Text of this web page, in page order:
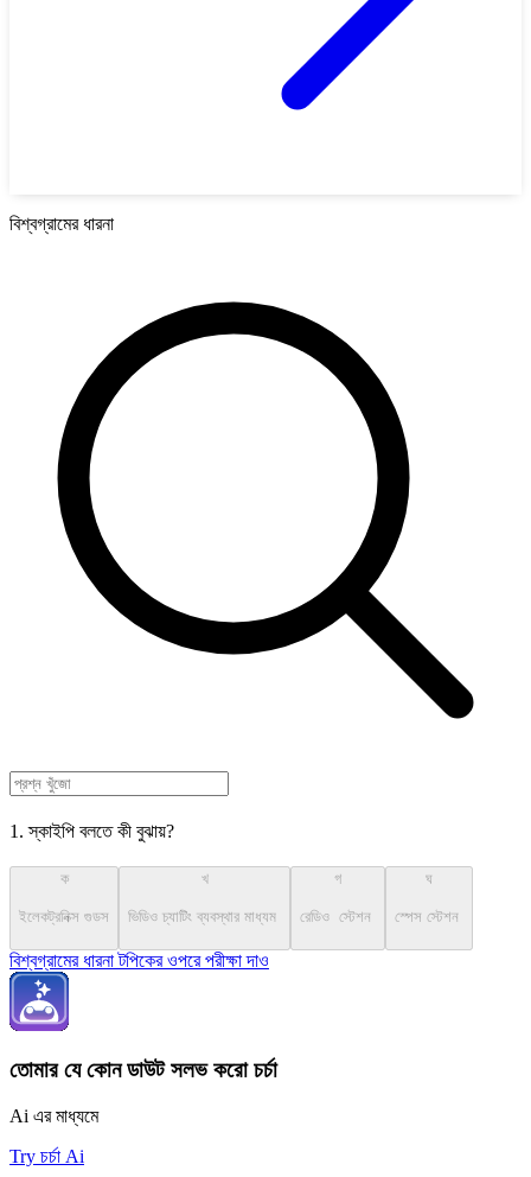
বিশ্বগ্রামের ধারনা
1. স্কাইপি বলতে কী বুঝায়?
ক
ইলেকট্রনিক্স গুডস
খ
ভিডিও চ্যাটিং ব্যবস্থার মাধ্যম
গ
রেডিও স্টেশন
ঘ
স্পেস স্টেশন
বিশ্বগ্রামের ধারনা টপিকের ওপরে পরীক্ষা দাও
তোমার যে কোন ডাউট সলভ করো চর্চা
Ai এর মাধ্যমে
Try চর্চা Ai